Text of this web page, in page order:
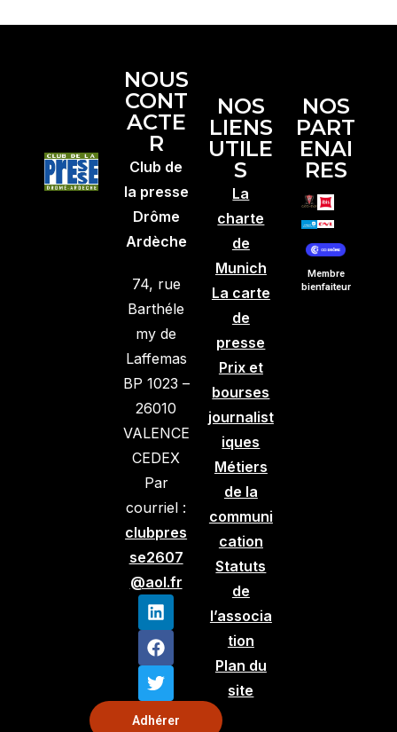
NOUS
CONT
ACTE
R
Club de
la presse
Drôme
Ardèche
74, rue
Barthéle
my de
Laffemas
BP 1023 –
26010
VALENCE
CEDEX
Par
courriel :
clubpres
se2607
@aol.fr
Adhérer
NOS
LIENS
UTILE
S
La
charte
de
Munich
La carte
de
presse
Prix et
bourses
journalist
iques
Métiers
de la
communi
cation
Statuts
de
l’associa
tion
Plan du
site
NOS
PART
ENAI
RES
Membre
bienfaiteur